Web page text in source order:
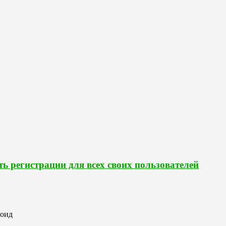
для всех своих пользователей